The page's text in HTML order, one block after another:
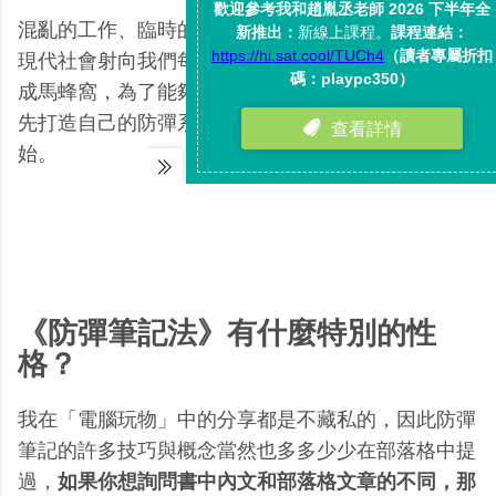
混亂的工作、臨時的意外、爆炸的資訊，這些就像是
現代社會射向我們每個人身上的子彈，為了不要被射
成馬蜂窩，為了能夠做出真正有效的反擊，我們需要
先打造自己的防彈系統，而這可以從寫出防彈筆記開
始。
《防彈筆記法》有什麼特別的性
格？
我在「電腦玩物」中的分享都是不藏私的，因此防彈
筆記的許多技巧與概念當然也多多少少在部落格中提
過， 如果你想詢問書中內文和部落格文章的不同，那